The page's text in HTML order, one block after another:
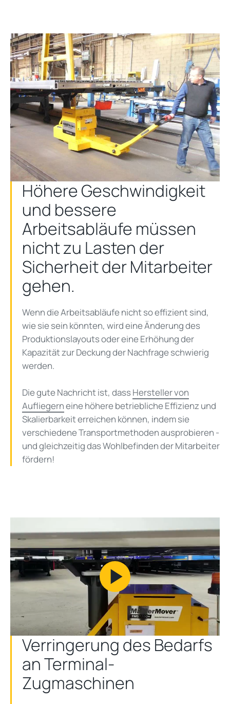
Höhere Geschwindigkeit
und bessere
Arbeitsabläufe müssen
nicht zu Lasten der
Sicherheit der Mitarbeiter
gehen.
Wenn die Arbeitsabläufe nicht so effizient sind,
wie sie sein könnten, wird eine Änderung des
Produktionslayouts oder eine Erhöhung der
Kapazität zur Deckung der Nachfrage schwierig
werden.
Die gute Nachricht ist, dassHersteller von
Aufliegerneine höhere betriebliche Effizienz und
Skalierbarkeit erreichen können, indem sie
verschiedene Transportmethoden ausprobieren -
und gleichzeitig das Wohlbefinden der Mitarbeiter
fördern!
Play
Video
Verringerung des Bedarfs
an Terminal-
Zugmaschinen